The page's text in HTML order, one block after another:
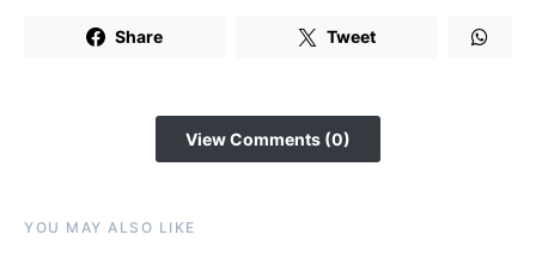
Share Tweet
View Comments (0)
YOU MAY ALSO LIKE